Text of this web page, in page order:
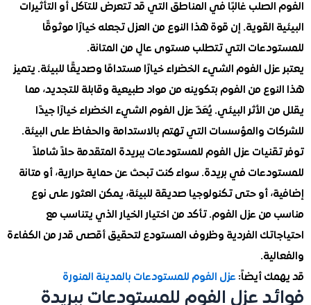
غالبًا في المناطق التي قد تتعرض للتآكل أو التأثيرات
القوية. إن قوة هذا النوع من العزل تجعله خيارًا موثوقًا
التي تتطلب مستوى عالٍ من المتانة.
الفوم الشيء الخضراء خيارًا مستدامًا وصديقًا للبيئة. يتميز
من الفوم بتكوينه من مواد طبيعية وقابلة للتجديد، مما
الأثر البيئي. يُعَدّ عزل الفوم الشيء الخضراء خيارًا جيدًا
والمؤسسات التي تهتم بالاستدامة والحفاظ على البيئة.
عزل الفوم للمستودعات ببريدة المتقدمة حلاً شاملاً
في بريدة. سواء كنت تبحث عن حماية حرارية، أو متانة
أو حتى تكنولوجيا صديقة للبيئة، يمكن العثور على نوع
عزل الفوم. تأكد من اختيار الخيار الذي يتناسب مع
الفردية وظروف المستودع لتحقيق أقصى قدر من الكفاءة
أيضاً:عزل الفوم للمستودعات بالمدينة المنورة
عزل الفوم للمستودعات ببريدة